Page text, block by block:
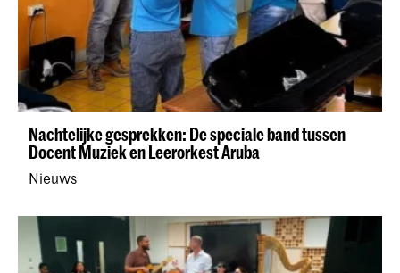
Nachtelijke gesprekken: De speciale band tussen
Docent Muziek en Leerorkest Aruba
Nieuws